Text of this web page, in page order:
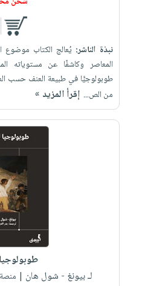
نبذة الناشر: يُعالج الكتاب موضوع
المعاصر وكاشفًا عن مستوياته
طوبولوجيًّا في طبيعة العنف حسب
من الص... إقرأ المزيد »
لـ بيونغ - شول هان |